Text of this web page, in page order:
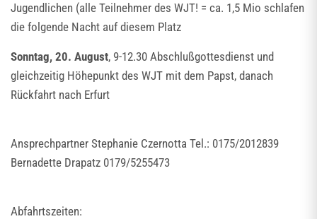
Jugendlichen (alle Teilnehmer des WJT! = ca. 1,5 Mio schlafen
die folgende Nacht auf diesem Platz
Sonntag, 20. August, 9-12.30 Abschlußgottesdienst und
gleichzeitig Höhepunkt des WJT mit dem Papst, danach
Rückfahrt nach Erfurt
Ansprechpartner Stephanie Czernotta Tel.: 0175/2012839
Bernadette Drapatz 0179/5255473
Abfahrtszeiten: